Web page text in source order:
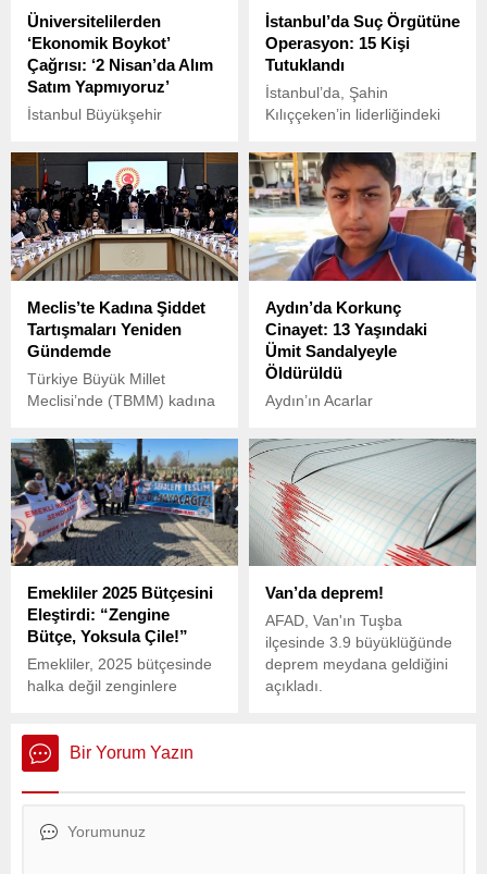
Üniversitelilerden
‘Ekonomik Boykot’
Çağrısı: ‘2 Nisan’da Alım
Satım Yapmıyoruz’
İstanbul Büyükşehir
İmamoğlu’nun gözaltına
alınması ve ardından
tutuklanması ile başlayan
protestolar, birçok üniversite
öğrencisinin kampüslerde
başlattığı “ders boykotu”na
İstanbul’da Suç Örgütüne
Operasyon: 15 Kişi
Tutuklandı
İstanbul’da, Şahin
Kılıççeken’in liderliğindeki
bir operasyon
gerçekleştirildi.
Meclis’te Kadına Şiddet
Tartışmaları Yeniden
Gündemde
Türkiye Büyük Millet
Meclisi’nde (TBMM) kadına
tartışmalar, son iki yasama
döneminde neredeyse aynı
başlıklar üzerinden devam
etti.
Aydın’da Korkunç
Cinayet: 13 Yaşındaki
Ümit Sandalyeyle
Öldürüldü
Aydın’ın Acarlar
saat 22.00 sıralarında
meydana gelen olayda, 13
yaşındaki Ümit Atar hayatını
kaybetti.
Emekliler 2025 Bütçesini
Eleştirdi: “Zengine
Bütçe, Yoksula Çile!”
Emekliler, 2025 bütçesinde
halka değil zenginlere
dayandığı bir dönemde
verilen 12 bin 469 TL’lik
maaşın yaşam koşullarını
Van’da deprem!
AFAD, Van'ın Tuşba
ilçesinde 3.9 büyüklüğünde
deprem meydana geldiğini
açıkladı.
Bir Yorum Yazın